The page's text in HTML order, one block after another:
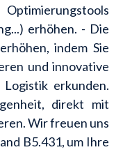
erhöhen. - Die
indem Sie
und innovative
erkunden.
direkt mit
Wir freuen uns
B5.431, um Ihre